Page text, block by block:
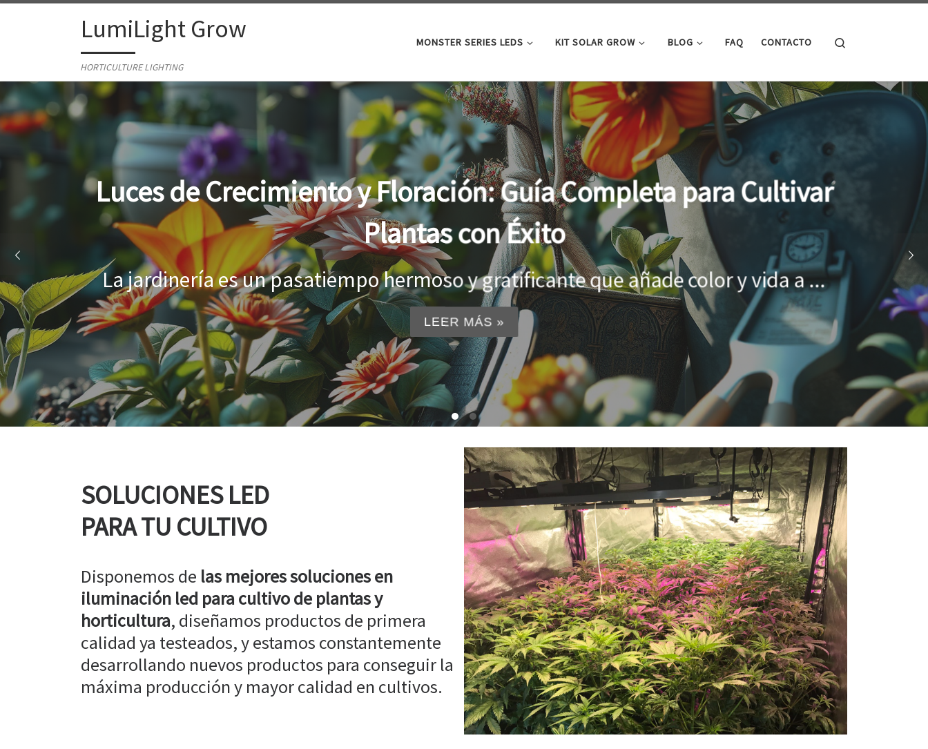
Skip to contentLumiLight Grow
HORTICULTURE LIGHTING
MONSTER SERIES LEDS KIT SOLAR GROW BLOG FAQ CONTACTO
Lámparas para indoor: la clave para un crecimiento óptimo de
tus plantas
Al cultivar plantas en el interior, es importante proporcionar el entorno adecuado
...
LEER MÁS »
SOLUCIONES LED
PARA TU CULTIVO
Disponemos de las mejores soluciones en
iluminación led para cultivo de plantas y
horticultura, diseñamos productos de primera
calidad ya testeados, y estamos constantemente
desarrollando nuevos productos para conseguir la
máxima producción y mayor calidad en cultivos.